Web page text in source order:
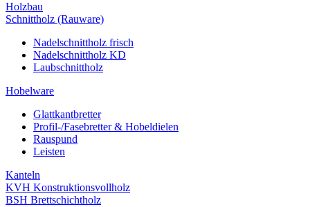
Holzbau
Schnittholz (Rauware)
Nadelschnittholz frisch
Nadelschnittholz KD
Laubschnittholz
Hobelware
Glattkantbretter
Profil-/Fasebretter & Hobeldielen
Rauspund
Leisten
Kanteln
KVH Konstruktionsvollholz
BSH Brettschichtholz